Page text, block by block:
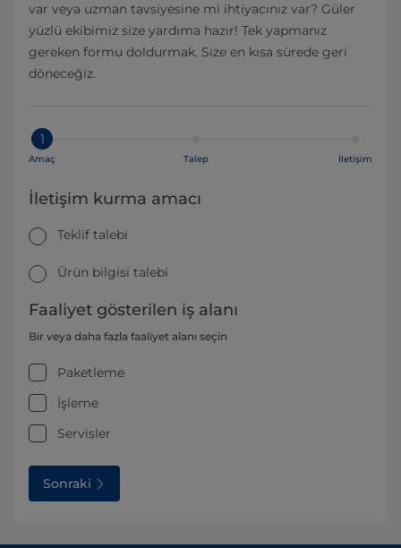
var veya uzman tavsiyesine mi ihtiyacınız var? Güler
yüzlü ekibimiz size yardıma hazır! Tek yapmanız
gereken formu doldurmak. Size en kısa sürede geri
döneceğiz.
1
Amaç Talep İletişim
İletişim kurma amacı
Teklif talebi
Ürün bilgisi talebi
Faaliyet gösterilen iş alanı
Bir veya daha fazla faaliyet alanı seçin
Paketleme
İşleme
Servisler
Sonraki